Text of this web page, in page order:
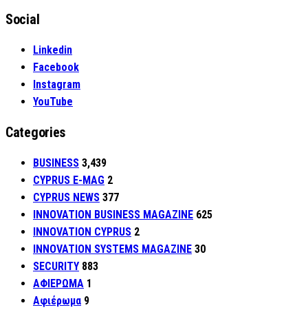
Social
Linkedin
Facebook
Instagram
YouTube
Categories
BUSINESS 3,439
CYPRUS E-MAG 2
CYPRUS NEWS 377
INNOVATION BUSINESS MAGAZINE 625
INNOVATION CYPRUS 2
INNOVATION SYSTEMS MAGAZINE 30
SECURITY 883
ΑΦΙΕΡΩΜΑ 1
Αφιέρωμα 9